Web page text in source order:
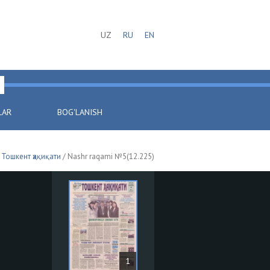
UZ RU EN
BOG'LANISH
Тошкент ҳақиқати / Nashr raqami №5(12.225)
1